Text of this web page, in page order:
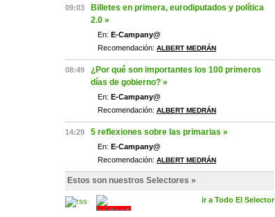
09:03
Billetes en primera, eurodiputados y política
2.0 »
En: E-Campany@
Recomendación: ALBERT MEDRÁN
08:49
¿Por qué son importantes los 100 primeros
días de gobierno? »
En: E-Campany@
Recomendación: ALBERT MEDRÁN
14:29 5 reflexiones sobre las primarias »
En: E-Campany@
Recomendación: ALBERT MEDRÁN
Estos son nuestros Selectores »
ir a Todo El Selector